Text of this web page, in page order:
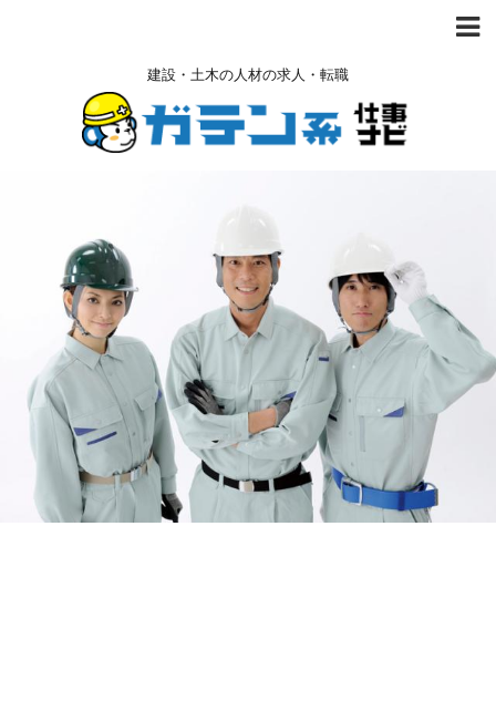
建設・土木の人材の求人・転職